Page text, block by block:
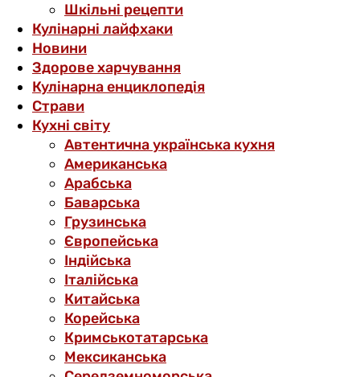
Шкільні рецепти
Кулінарні лайфхаки
Новини
Здорове харчування
Кулінарна енциклопедія
Страви
Кухні світу
Автентична українська кухня
Американська
Арабська
Баварська
Грузинська
Європейська
Індійська
Італійська
Китайська
Корейська
Кримськотатарська
Мексиканська